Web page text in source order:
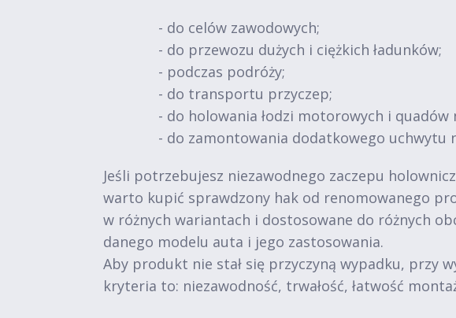
- do celów zawodowych;
- do przewozu dużych i ciężkich ładunków;
- podczas podróży;
- do transportu przyczep;
- do holowania łodzi motorowych i
- do zamontowania dodatkowego uchwytu
Jeśli potrzebujesz niezawodnego zaczepu
warto kupić sprawdzony hak od renomowanego
w różnych wariantach i dostosowane do różnych
danego modelu auta i jego zastosowania.
Aby produkt nie stał się przyczyną wypadku, przy
kryteria to: niezawodność, trwałość, łatwość